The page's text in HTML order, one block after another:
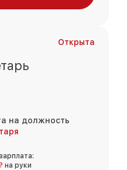
Открыта
на должность
на руки